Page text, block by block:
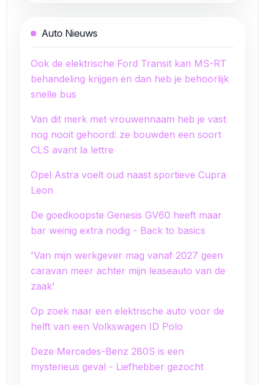
Auto Nieuws
Ook de elektrische Ford Transit kan MS-RT
behandeling krijgen en dan heb je behoorlijk
snelle bus
Van dit merk met vrouwennaam heb je vast
nog nooit gehoord: ze bouwden een soort
CLS avant la lettre
Opel Astra voelt oud naast sportieve Cupra
Leon
De goedkoopste Genesis GV60 heeft maar
bar weinig extra nodig - Back to basics
'Van mijn werkgever mag vanaf 2027 geen
caravan meer achter mijn leaseauto van de
zaak'
Op zoek naar een elektrische auto voor de
helft van een Volkswagen ID Polo
Deze Mercedes-Benz 280S is een
mysterieus geval - Liefhebber gezocht